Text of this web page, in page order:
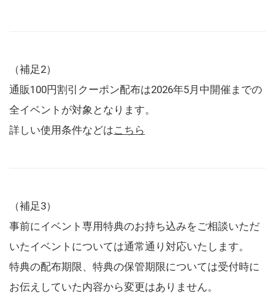
（補足2）
通販100円割引クーポン配布は2026年5月中開催までの
全イベントが対象となります。
詳しい使用条件などはこちら
（補足3）
事前にイベント専用特典のお持ち込みをご相談いただ
いたイベントについては通常通り対応いたします。
特典の配布期限、特典の保管期限については受付時に
お伝えしていた内容から変更はありません。